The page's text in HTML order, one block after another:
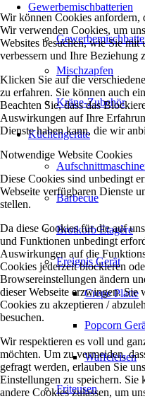
Gewerbemischbatterien
Mischzapfen
Kräne-Zubehör
Küchengeräte
Barbecue
Brotkorb Etagère
Ereignis Gerät
Crepe Platte
Popcorn
Waffeleisen
Friteusen
Wir können Cookies anfordern,
Wir verwenden Cookies, um
Websites besuchen, wie Sie
verbessern und Ihre Beziehung
Klicken Sie auf die
zu erfahren. Sie können auch
Beachten Sie, dass das
Auswirkungen auf Ihre
Dienste haben kann, die wir
Notwendige Website Cookies
Diese Cookies sind unbedingt
Webseite verfügbaren Dienste
stellen.
Da diese Cookies für die auf
und Funktionen unbedingt
Auswirkungen auf die
Cookies jederzeit blockieren
Browsereinstellungen ändern
dieser Webseite erzwingen. Sie
Cookies zu akzeptieren /
besuchen.
Wir respektieren es voll und
möchten. Um zu vermeiden,
gefragt werden, erlauben Sie
Einstellungen zu speichern. Sie
andere Cookies zulassen, um